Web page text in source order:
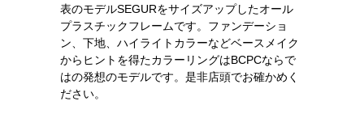
表のモデルSEGURをサイズアップしたオール
プラスチックフレームです。ファンデーショ
ン、下地、ハイライトカラーなどベースメイク
からヒントを得たカラーリングはBCPCならで
はの発想のモデルです。是非店頭でお確かめく
ださい。